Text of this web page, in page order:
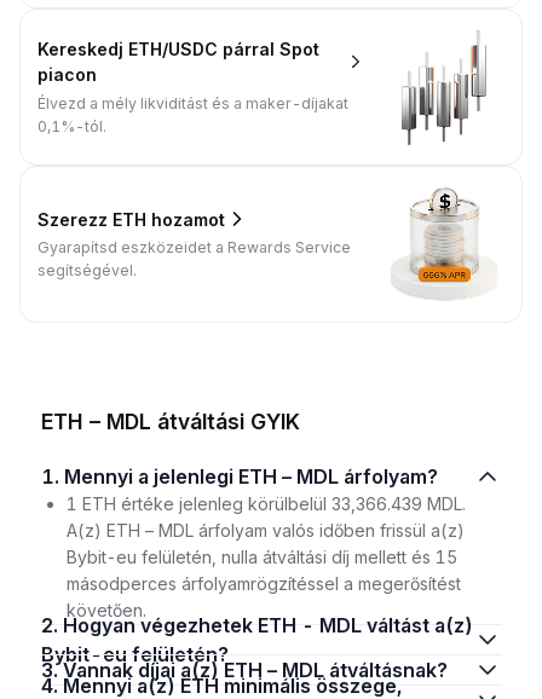
Kereskedj ETH/USDC párral Spot
piacon
Élvezd a mély likviditást és a maker-díjakat
0,1%-tól.
Szerezz ETH hozamot
Gyarapítsd eszközeidet a Rewards Service
segítségével.
ETH – MDL átváltási GYIK
1. Mennyi a jelenlegi ETH – MDL árfolyam?
1 ETH értéke jelenleg körülbelül 33,366.439 MDL.
A(z) ETH – MDL árfolyam valós időben frissül a(z)
Bybit-eu felületén, nulla átváltási díj mellett és 15
másodperces árfolyamrögzítéssel a megerősítést
követően.
2. Hogyan végezhetek ETH - MDL váltást a(z)
Bybit-eu felületén?
3. Vannak díjai a(z) ETH – MDL átváltásnak?
4. Mennyi a(z) ETH minimális összege,